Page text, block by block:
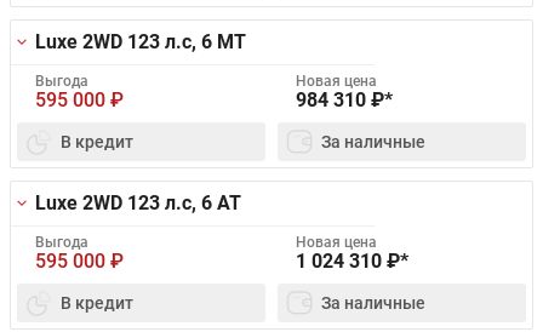
Luxe 2WD 123 л.с, 6 MT
Выгода
595 000 ₽
Новая цена
984 310 ₽*
В кредит За наличные
Luxe 2WD 123 л.с, 6 AT
Выгода
595 000 ₽
Новая цена
1 024 310 ₽*
В кредит За наличные